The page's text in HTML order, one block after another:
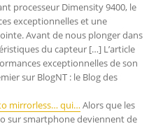
processeur Dimensity 9400, le
exceptionnelles et une
Avant de nous plonger dans
du capteur […] L’article
exceptionnelles de son
sur BlogNT : le Blog des
mirrorless… qui…Alors que les
sur smartphone deviennent de